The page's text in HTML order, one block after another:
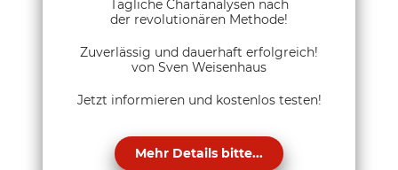
Tägliche Chartanalysen nach
der revolutionären Methode!
Zuverlässig und dauerhaft erfolgreich!
von Sven Weisenhaus
Jetzt informieren und kostenlos testen!
Mehr Details bitte...